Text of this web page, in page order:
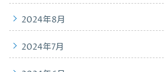
2024年8月
2024年7月